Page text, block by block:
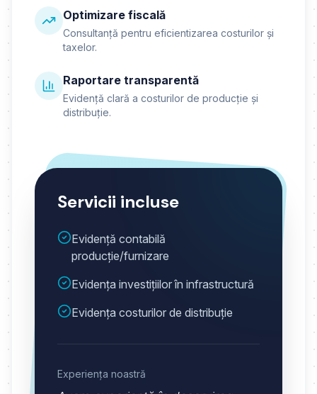
Optimizare fiscală
Consultanță pentru eficientizarea costurilor și
taxelor.
Raportare transparentă
Evidență clară a costurilor de producție și
distribuție.
Servicii incluse
Evidență contabilă
producție/furnizare
Evidența investițiilor în infrastructură
Evidența costurilor de distribuție
Experiența noastră